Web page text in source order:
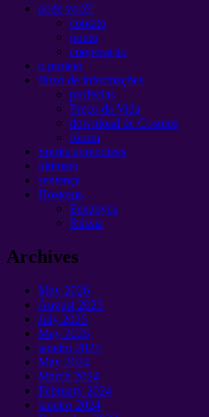
pode você!
contato
ponto
cooperação
o projeto
fluxo de informações
profecias
Preço da Vida
download de Cosmos
fórum
Spirits aprendizes
ultimato
sentença
Помощь
Беларусь
Rússia
Archives
May 2026
August 2025
July 2025
May 2025
janeiro 2025
May 2024
March 2024
February 2024
janeiro 2024